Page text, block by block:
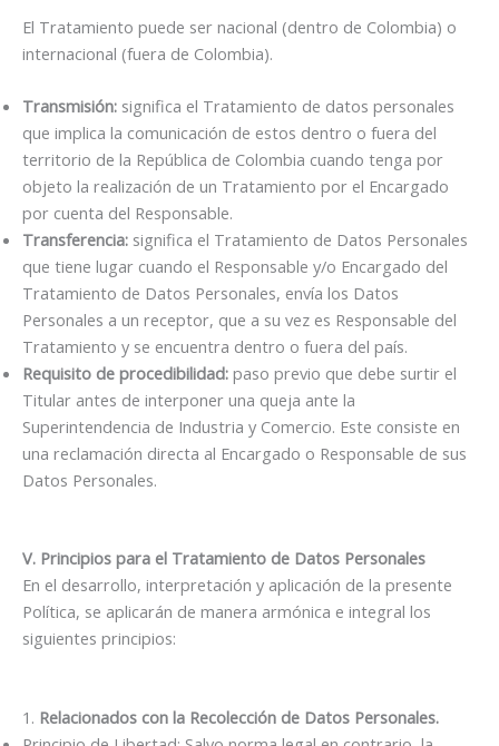
El Tratamiento puede ser nacional (dentro de Colombia) o
internacional (fuera de Colombia).
Transmisión: significa el Tratamiento de datos personales
que implica la comunicación de estos dentro o fuera del
territorio de la República de Colombia cuando tenga por
objeto la realización de un Tratamiento por el Encargado
por cuenta del Responsable.
Transferencia: significa el Tratamiento de Datos Personales
que tiene lugar cuando el Responsable y/o Encargado del
Tratamiento de Datos Personales, envía los Datos
Personales a un receptor, que a su vez es Responsable del
Tratamiento y se encuentra dentro o fuera del país.
Requisito de procedibilidad: paso previo que debe surtir el
Titular antes de interponer una queja ante la
Superintendencia de Industria y Comercio. Este consiste en
una reclamación directa al Encargado o Responsable de sus
Datos Personales.
V. Principios para el Tratamiento de Datos Personales
En el desarrollo, interpretación y aplicación de la presente
Política, se aplicarán de manera armónica e integral los
siguientes principios:
1. Relacionados con la Recolección de Datos Personales.